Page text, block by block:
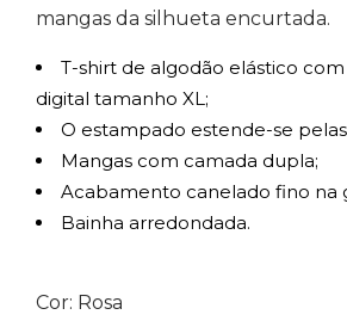
mangas da silhueta encurtada.
T-shirt de algodão elástico
digital tamanho XL;
O estampado estende-se
Mangas com camada dupla;
Acabamento canelado fino na
Bainha arredondada.
Cor: Rosa